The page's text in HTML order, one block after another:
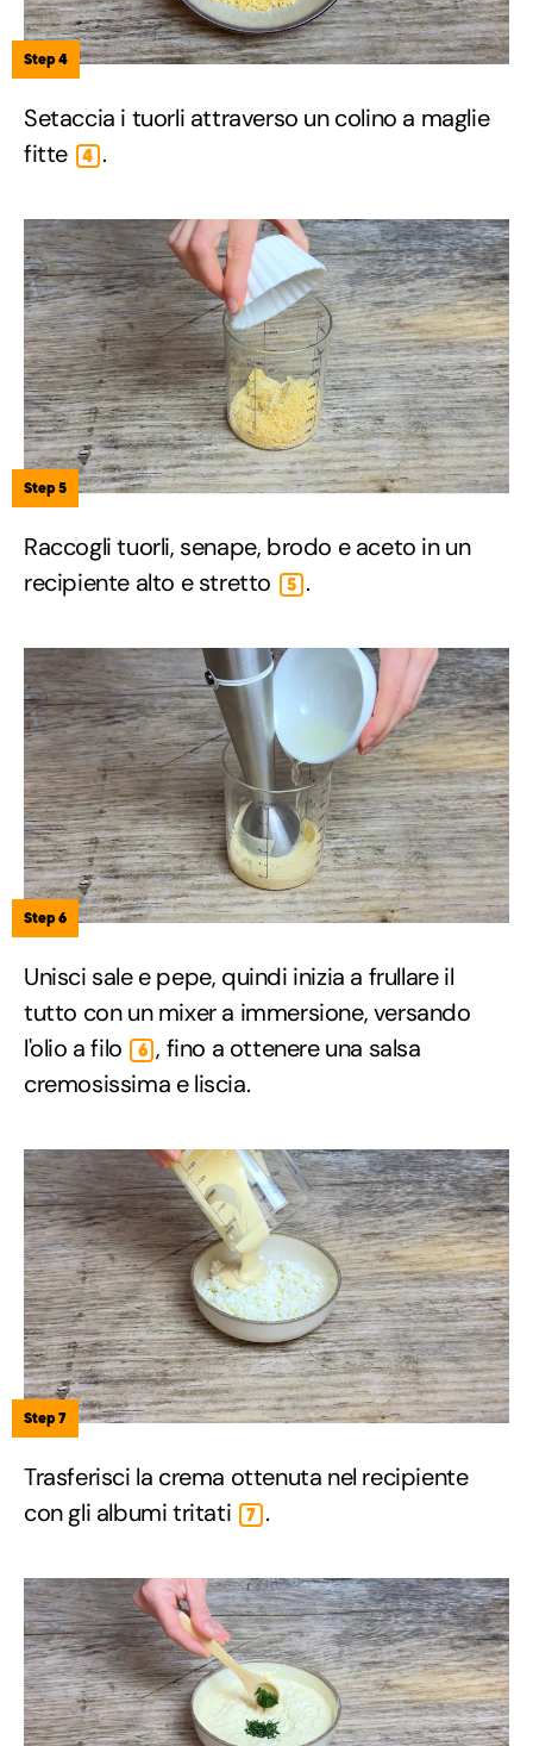
Step 4
Setaccia i tuorli attraverso un colino a maglie
fitte
4 .
Step 5
Raccogli tuorli, senape, brodo e aceto in un
recipiente alto e stretto
5 .
Step 6
Unisci sale e pepe, quindi inizia a frullare il
tutto con un mixer a immersione, versando
l'olio a filo
6 , fino a ottenere una salsa
cremosissima e liscia.
Step 7
Trasferisci la crema ottenuta nel recipiente
con gli albumi tritati
7 .